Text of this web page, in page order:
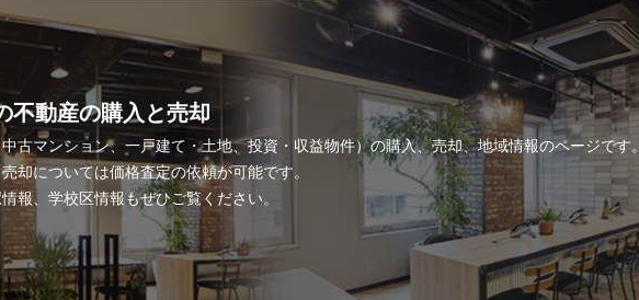
不動産の購入と売却
古マンション、一戸建て・土地、投資・収益物件）の購入、売却、地域情報のページです。
却については価格査定の依頼が可能です。
報、学校区情報もぜひご覧ください。